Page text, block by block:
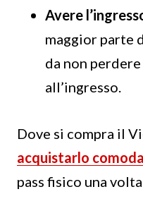
Avere
maggior parte
da non
all’ingresso.
Dove si compra il
acquistarlo
pass fisico una